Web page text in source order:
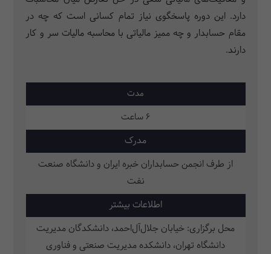
دارد. این دوره پاسخگوی نیاز تمام کسانی است که چه در
مقام حسابدار و چه ممیز مالیاتی با محاسبه مالیات سر و کار
دارند.
مدت
6 ساعت
مدرک
از طرف انجمن حسابداران خبره ایران و دانشگاه صنعت
نفت
اطلاعات بیشتر
محل برگزاری: خیابان جلال‌آل‌احمد، دانشکدگان مدیریت
دانشگاه تهران، دانشکده مدیریت صنعتی و فناوری